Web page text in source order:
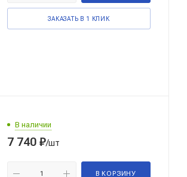
ЗАКАЗАТЬ В 1 КЛИК
В наличии
7 740 ₽/шт
В КОРЗИНУ